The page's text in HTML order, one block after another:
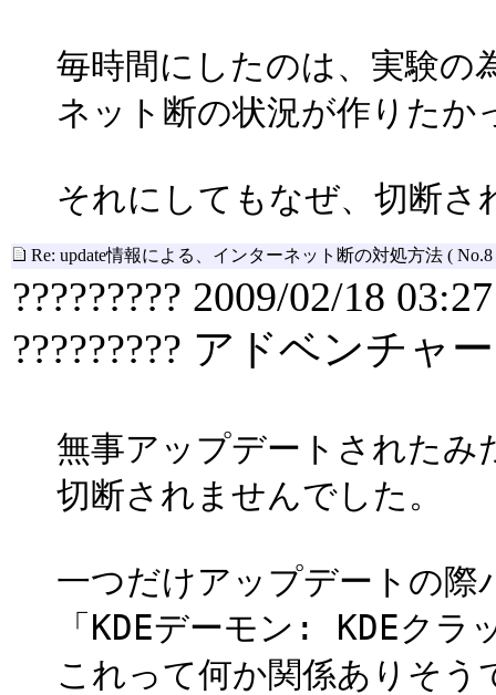
毎時間にしたのは、実験の
ネット断の状況が作りたか
それにしてもなぜ、切断
Re: update情報による、インターネット断の対処方法 ( No.8
????????? 2009/02/18 03:27
????????? アドベンチャー
無事アップデートされたみ
切断されませんでした。
一つだけアップデートの際
「KDEデーモン: KDEクラ
これって何か関係ありそう